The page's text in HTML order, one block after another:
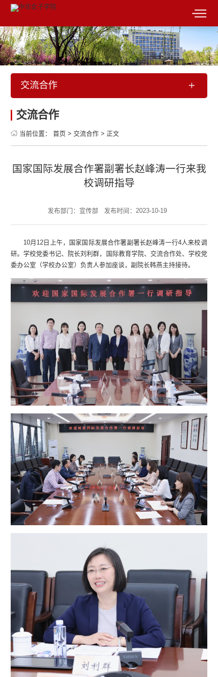
交流合作
交流合作
当前位置： 首页 > 交流合作 > 正文
国家国际发展合作署副署长赵峰涛一行来我
校调研指导
发布部门：宣传部 发布时间：2023-10-19
10月12日上午，国家国际发展合作署副署长赵峰涛一行4人来校调
研。学校党委书记、院长刘利群，国际教育学院、交流合作处、学校党
委办公室（学校办公室）负责人参加座谈，副院长韩燕主持接待。